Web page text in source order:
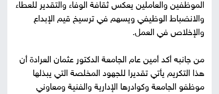
الموظفين والعاملين يعكس ثقافة الوفاء والتقدير للعطاء
والانضباط الوظيفي ويسهم في ترسيخ قيم الإبداع
والإخلاص في العمل.
من جانبه أكد أمين عام الجامعة الدكتور عثمان العرادة أن
هذا التكريم يأتي تقديرا للجهود المخلصة التي يبذلها
موظفو الجامعة وكوادرها الإدارية والفنية ومعاوني